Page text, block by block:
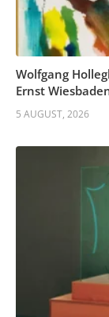
Wolfgang
Ernst
5 AUGUST, 2026